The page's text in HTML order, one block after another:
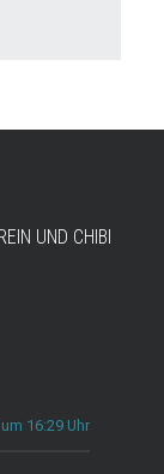
UND CHIBI
16:29 Uhr